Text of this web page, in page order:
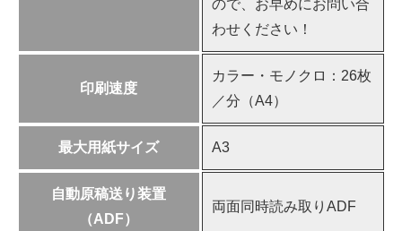
ので、お早めにお問い合
わせください！
印刷速度
カラー・モノクロ：26枚
／分（A4）
最大用紙サイズ A3
自動原稿送り装置
（ADF）
両面同時読み取りADF